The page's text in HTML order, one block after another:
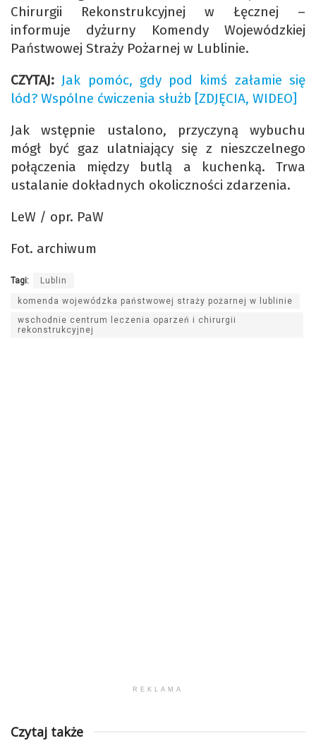
Chirurgii Rekonstrukcyjnej w Łęcznej –
informuje dyżurny Komendy Wojewódzkiej
Państwowej Straży Pożarnej w Lublinie.
CZYTAJ: Jak pomóc, gdy pod kimś załamie się
lód? Wspólne ćwiczenia służb [ZDJĘCIA, WIDEO]
Jak wstępnie ustalono, przyczyną wybuchu
mógł być gaz ulatniający się z nieszczelnego
połączenia między butlą a kuchenką. Trwa
ustalanie dokładnych okoliczności zdarzenia.
LeW / opr. PaW
Fot. archiwum
Tagi: Lublin
komenda wojewódzka państwowej straży pożarnej w lublinie
wschodnie centrum leczenia oparzeń i chirurgii
rekonstrukcyjnej
REKLAMA
Czytaj także